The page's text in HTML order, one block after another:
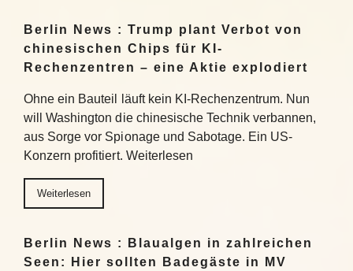
Berlin News : Trump plant Verbot von
chinesischen Chips für KI-
Rechenzentren – eine Aktie explodiert
Ohne ein Bauteil läuft kein KI-Rechenzentrum. Nun
will Washington die chinesische Technik verbannen,
aus Sorge vor Spionage und Sabotage. Ein US-
Konzern profitiert. Weiterlesen
Weiterlesen
Berlin News : Blaualgen in zahlreichen
Seen: Hier sollten Badegäste in MV